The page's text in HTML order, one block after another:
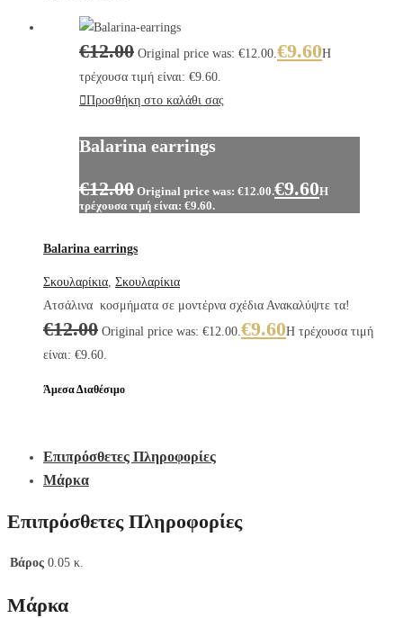
€12.00 Original price was: €12.00.€9.60Η
τρέχουσα τιμή είναι: €9.60.
Προσθήκη στο καλάθι σας
Balarina earrings
€12.00 Original price was: €12.00.€9.60Η
τρέχουσα τιμή είναι: €9.60.
Balarina earrings
Σκουλαρίκια, Σκουλαρίκια
Ατσάλινα κοσμήματα σε μοντέρνα σχέδια Ανακαλύψτε τα!
€12.00 Original price was: €12.00.€9.60Η τρέχουσα τιμή
είναι: €9.60.
Άμεσα Διαθέσιμο
Επιπρόσθετες Πληροφορίες
Μάρκα
Επιπρόσθετες Πληροφορίες
Βάρος 0.05 κ.
Μάρκα